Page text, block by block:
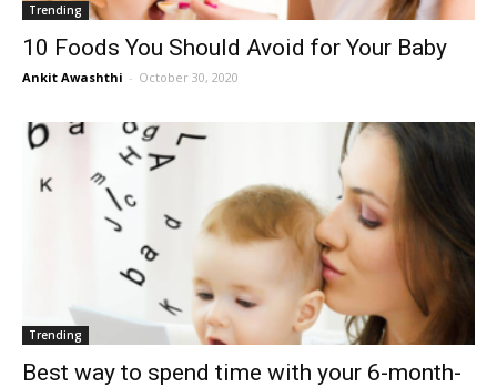
Trending
10 Foods You Should Avoid for Your Baby
Ankit Awashthi - October 30, 2020
Trending
Best way to spend time with your 6-month-